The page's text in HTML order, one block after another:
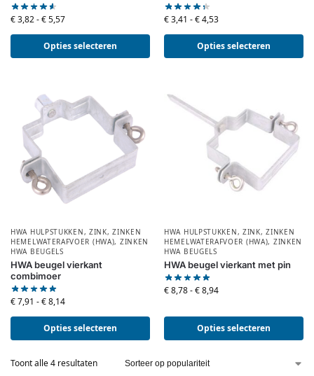
€3,82-€5,57
Opties selecteren
€3,41 -€4,53
Opties selecteren
HWA HULPSTUKKEN, ZINK,ZINKEN
HEMELWATERAFVOER (HWA), ZINKEN
HWA BEUGELS
HWA beugel vierkant
combimoer
€7,91 -€8,14
Opties selecteren
HWA HULPSTUKKEN, ZINK,ZINKEN
HEMELWATERAFVOER (HWA), ZINKEN
HWA BEUGELS
HWA beugel vierkant met pin
€8,78-€8,94
Opties selecteren
Toont alle 4 resultaten